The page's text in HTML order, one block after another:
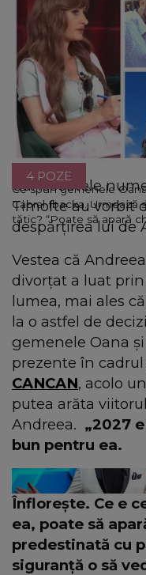
Ce spun gemenele
Cabral Ibacka.
tătic? “Poate să apară
4 POZE
Cunoscutele
Timofte au vorbit
despărțirea lui de
Vestea că
divorțat a luat
lumea, mai ales
la o astfel de
gemenele Oana
prezente în
CANCAN, acolo
putea arăta
Andreea. „2027
bun pentru ea.
Înflorește. Ce e
ea, poate să
predestinată cu
siguranță o să